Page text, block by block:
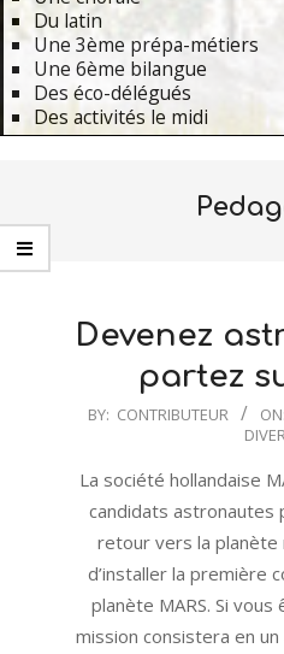
Du latin
Une 3ème prépa-métiers
Une 6ème bilangue
Des éco-délégués
Des activités le midi
Devenez
partez
2014-
08
BY: CONTRIBUTEUR ON:
La société hollandaise
candidats astronautes
retour vers la
d’installer la première
planète MARS. Si
mission consistera en